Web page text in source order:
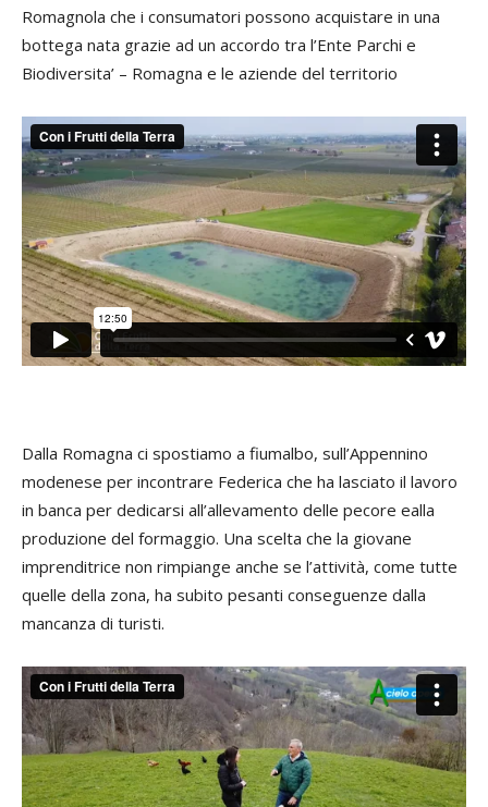
Romagnola che i consumatori possono acquistare in una
bottega nata grazie ad un accordo tra l’Ente Parchi e
Biodiversita’ – Romagna e le aziende del territorio
Dalla Romagna ci spostiamo a fiumalbo, sull’Appennino
modenese per incontrare Federica che ha lasciato il lavoro
in banca per dedicarsi all’allevamento delle pecore ealla
produzione del formaggio. Una scelta che la giovane
imprenditrice non rimpiange anche se l’attività, come tutte
quelle della zona, ha subito pesanti conseguenze dalla
mancanza di turisti.